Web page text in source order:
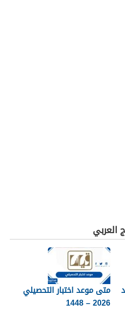
العربي
متى موعد اختبار التحصيلي
2026 – 1448